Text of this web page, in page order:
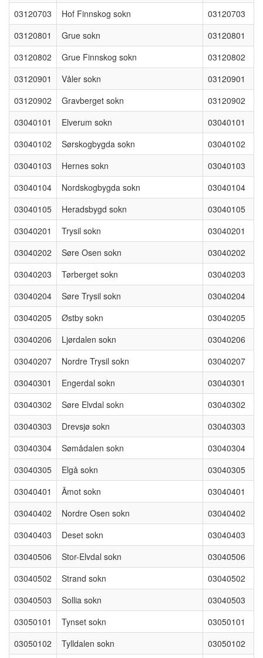
03120703 Hof Finnskog sokn
03120703
03120801
Grue sokn
03120801
03120802
Grue Finnskog sokn
03120802
03120901
Våler sokn
03120901
03120902
Gravberget sokn
03120902
03040101
Elverum sokn
03040101
03040102
Sørskogbygda sokn
03040102
03040103
Hernes sokn
03040103
03040104
Nordskogbygda sokn
03040104
03040105
Heradsbygd sokn
03040105
03040201
Trysil sokn
03040201
03040202
Søre Osen sokn
03040202
03040203
Tørberget sokn
03040203
03040204
Søre Trysil sokn
03040204
03040205
Østby sokn
03040205
03040206
Ljørdalen sokn
03040206
03040207
Nordre Trysil sokn
03040207
03040301
Engerdal sokn
03040301
03040302
Søre Elvdal sokn
03040302
03040303
Drevsjø sokn
03040303
03040304
Sømådalen sokn
03040304
03040305
Elgå sokn
03040305
03040401
Ãmot sokn
03040401
03040402
Nordre Osen sokn
03040402
03040403
Deset sokn
03040403
03040506
Stor-Elvdal sokn
03040506
03040502
Strand sokn
03040502
03040503
Sollia sokn
03040503
03050101
Tynset sokn
03050101
03050102
Tylldalen sokn
03050102